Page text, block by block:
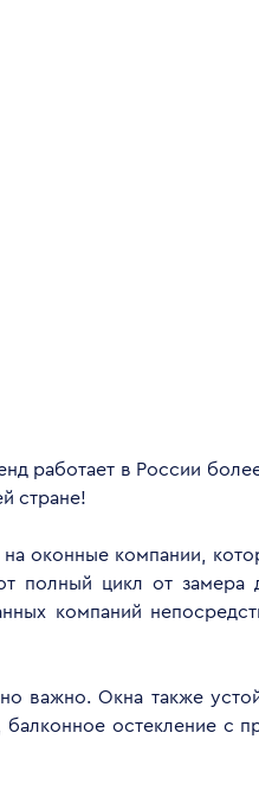
работает в России
стране!
оконные компании,
полный цикл от замера
компаний
важно. Окна также
остекление с